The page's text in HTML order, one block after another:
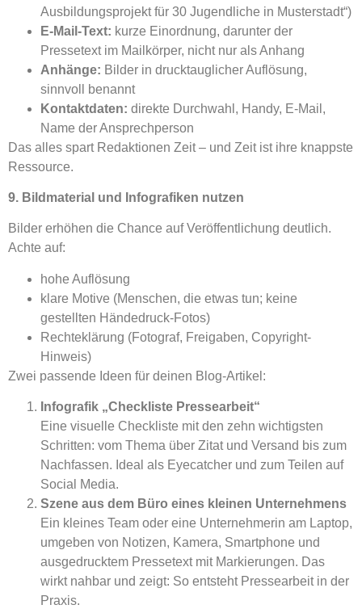
Ausbildungsprojekt für 30 Jugendliche in Musterstadt“)
E-Mail-Text: kurze Einordnung, darunter der
Pressetext im Mailkörper, nicht nur als Anhang
Anhänge: Bilder in drucktauglicher Auflösung,
sinnvoll benannt
Kontaktdaten: direkte Durchwahl, Handy, E-Mail,
Name der Ansprechperson
Das alles spart Redaktionen Zeit – und Zeit ist ihre knappste
Ressource.
9. Bildmaterial und Infografiken nutzen
Bilder erhöhen die Chance auf Veröffentlichung deutlich.
Achte auf:
hohe Auflösung
klare Motive (Menschen, die etwas tun; keine
gestellten Händedruck-Fotos)
Rechteklärung (Fotograf, Freigaben, Copyright-
Hinweis)
Zwei passende Ideen für deinen Blog-Artikel:
Infografik „Checkliste Pressearbeit“
Eine visuelle Checkliste mit den zehn wichtigsten
Schritten: vom Thema über Zitat und Versand bis zum
Nachfassen. Ideal als Eyecatcher und zum Teilen auf
Social Media.
Szene aus dem Büro eines kleinen Unternehmens
Ein kleines Team oder eine Unternehmerin am Laptop,
umgeben von Notizen, Kamera, Smartphone und
ausgedrucktem Pressetext mit Markierungen. Das
wirkt nahbar und zeigt: So entsteht Pressearbeit in der
Praxis.